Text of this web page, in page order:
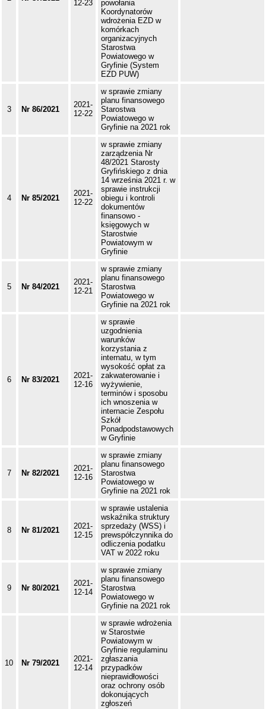
12-23
powołania
Koordynatorów
wdrożenia EZD w
komórkach
organizacyjnych
Starostwa
Powiatowego w
Gryfinie (System
EZD PUW)
3 Nr 86/2021
2021-
12-22
w sprawie zmiany
planu finansowego
Starostwa
Powiatowego w
Gryfinie na 2021 rok
4 Nr 85/2021
2021-
12-22
w sprawie zmiany
zarządzenia Nr
48/2021 Starosty
Gryfińskiego z dnia
14 września 2021 r. w
sprawie instrukcji
obiegu i kontroli
dokumentów
finansowo -
księgowych w
Starostwie
Powiatowym w
Gryfinie
5 Nr 84/2021
2021-
12-21
w sprawie zmiany
planu finansowego
Starostwa
Powiatowego w
Gryfinie na 2021 rok
6 Nr 83/2021
2021-
12-16
w sprawie
uzgodnienia
warunków
korzystania z
internatu, w tym
wysokość opłat za
zakwaterowanie i
wyżywienie,
terminów i sposobu
ich wnoszenia w
internacie Zespołu
Szkół
Ponadpodstawowych
w Gryfinie
7 Nr 82/2021
2021-
12-16
w sprawie zmiany
planu finansowego
Starostwa
Powiatowego w
Gryfinie na 2021 rok
8 Nr 81/2021
2021-
12-15
w sprawie ustalenia
wskaźnika struktury
sprzedaży (WSS) i
prewspółczynnika do
odliczenia podatku
VAT w 2022 roku
9 Nr 80/2021
2021-
12-14
w sprawie zmiany
planu finansowego
Starostwa
Powiatowego w
Gryfinie na 2021 rok
10 Nr 79/2021
2021-
12-14
w sprawie wdrożenia
w Starostwie
Powiatowym w
Gryfinie regulaminu
zgłaszania
przypadków
nieprawidłowości
oraz ochrony osób
dokonujących
zgłoszeń